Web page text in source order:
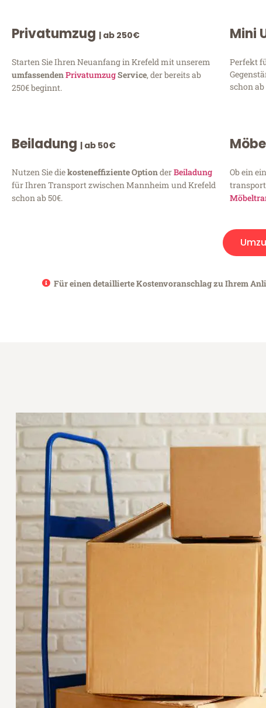
Privatumzug | ab 250€
Starten Sie Ihren Neuanfang in Krefeld mit unserem
umfassendenPrivatumzugService, der bereits ab
250€ beginnt.
Mini
Perfekt
schon ab
Beiladung | ab 50€
Nutzen Sie diekosteneffiziente OptionderBeiladung
für Ihren Transport zwischen Mannheim und Krefeld
schon ab 50€.
Ob ein
Für einen detaillierte Kostenvoranschlag zu Ihrem